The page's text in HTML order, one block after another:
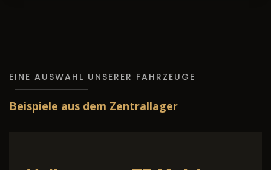
EINE AUSWAHL UNSERER FAHRZEUGE
Beispiele aus dem Zentrallager